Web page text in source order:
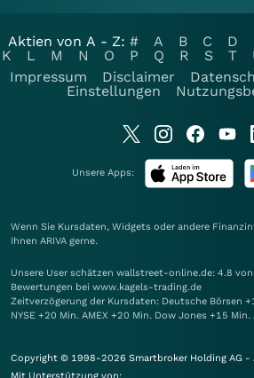
Aktien von A - Z: # A B C D
K
L M N O P Q R S T
Impressum
Disclaimer
Einstellungen
Unsere Apps:
Wenn Sie Kursdaten, Widgets oder andere
Ihnen ARIVA gerne.
Unsere User schätzen wallstreet-online.de: 4.8
Bewertungen bei www.kagels-trading.de
Zeitverzögerung der Kursdaten: Deutsche Börsen
NYSE +20 Min. AMEX +20 Min. Dow Jones +15
Copyright © 1998-2026 Smartbroker Holding AG -